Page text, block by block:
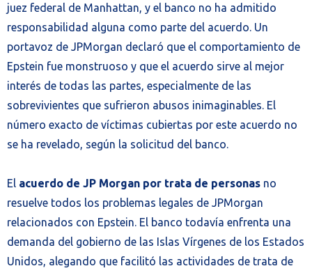
juez federal de Manhattan, y el banco no ha admitido
responsabilidad alguna como parte del acuerdo. Un
portavoz de JPMorgan declaró que el comportamiento de
Epstein fue monstruoso y que el acuerdo sirve al mejor
interés de todas las partes, especialmente de las
sobrevivientes que sufrieron abusos inimaginables. El
número exacto de víctimas cubiertas por este acuerdo no
se ha revelado, según la solicitud del banco.
El acuerdo de JP Morgan por trata de personas no
resuelve todos los problemas legales de JPMorgan
relacionados con Epstein. El banco todavía enfrenta una
demanda del gobierno de las Islas Vírgenes de los Estados
Unidos, alegando que facilitó las actividades de trata de